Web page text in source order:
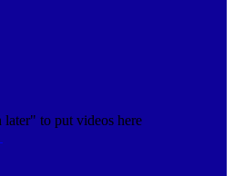
to put videos here